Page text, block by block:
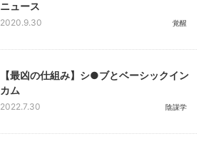
ニュース
2020.9.30 覚醒
【最凶の仕組み】シ●ブとベーシックイン
カム
2022.7.30 陰謀学